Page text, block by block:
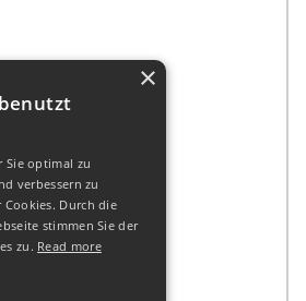
Sie optimal zu
verbessern zu
Durch die
stimmen Sie der
zu. Read more
×